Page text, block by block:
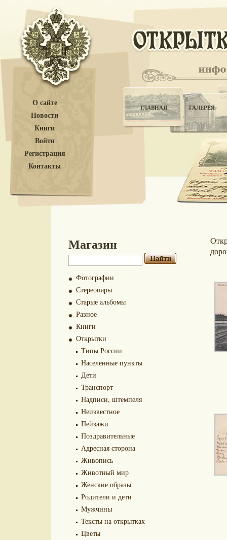
О сайте
Новости
Книги
Войти
Регистрация
Контакты
ГЛАВНАЯ ГАЛЕРЕЯ
Магазин
Фотографии
Стереопары
Старые альбомы
Разное
Книги
Открытки
Типы России
Населённые пункты
Дети
Транспорт
Надписи, штемпеля
Неизвестное
Пейзажи
Поздравительные
Адресная сторона
Живопись
Животный мир
Женские образы
Родители и дети
Мужчины
Тексты на открытках
Цветы